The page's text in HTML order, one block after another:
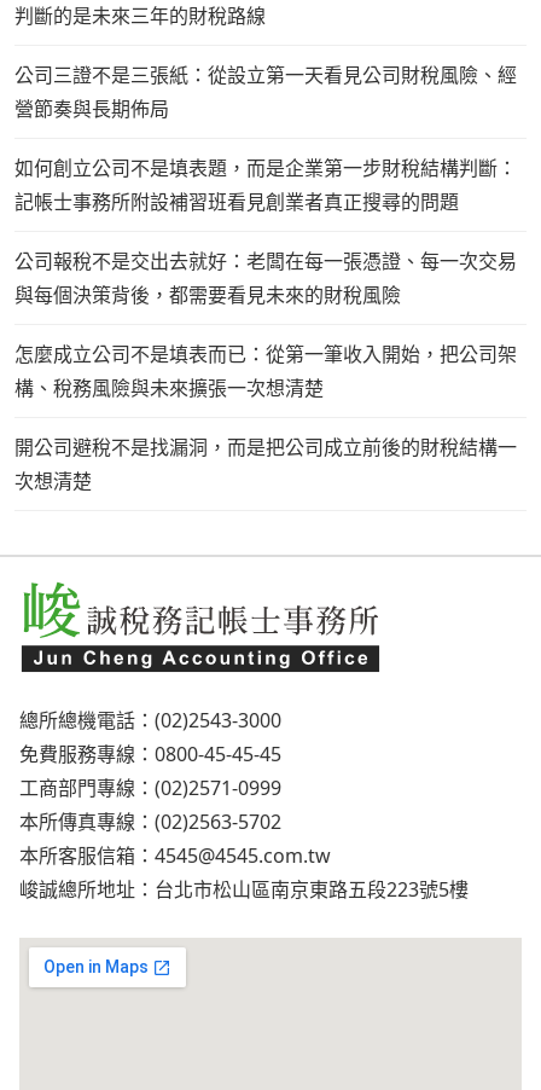
判斷的是未來三年的財稅路線
公司三證不是三張紙：從設立第一天看見公司財稅風險、經
營節奏與長期佈局
如何創立公司不是填表題，而是企業第一步財稅結構判斷：
記帳士事務所附設補習班看見創業者真正搜尋的問題
公司報稅不是交出去就好：老闆在每一張憑證、每一次交易
與每個決策背後，都需要看見未來的財稅風險
怎麼成立公司不是填表而已：從第一筆收入開始，把公司架
構、稅務風險與未來擴張一次想清楚
開公司避稅不是找漏洞，而是把公司成立前後的財稅結構一
次想清楚
總所總機電話：(02)2543-3000
免費服務專線：0800-45-45-45
工商部門專線：(02)2571-0999
本所傳真專線：(02)2563-5702
本所客服信箱： 4545@4545.com.tw
峻誠總所地址：台北市松山區南京東路五段223號5樓